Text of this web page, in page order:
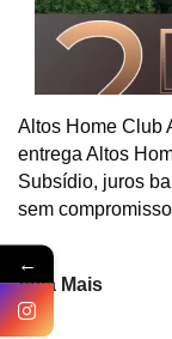
Altos Home Club
entrega Altos
Subsídio, juros
sem
Veja Mais
←